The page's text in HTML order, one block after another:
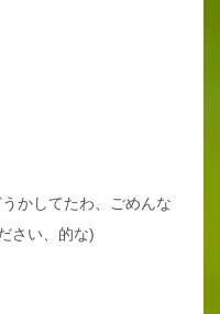
かしてたわ、ごめんな
さい、的な)